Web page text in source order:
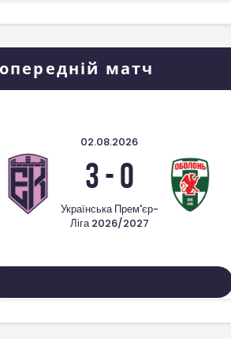
матч
02.08.2026
3-0
Українська Прем'єр-
Ліга 2026/2027